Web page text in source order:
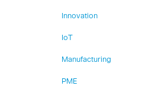
Innovation
IoT
Manufacturing
PME